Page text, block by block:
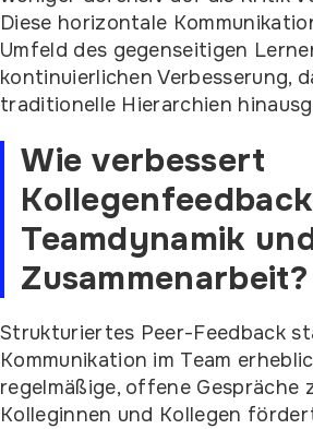
Diese horizontale
Umfeld des gegenseitigen
kontinuierlichen Verbesserung,
traditionelle Hierarchien
Wie verbessert
Teamdynamik
Zusammenarbeit?
Strukturiertes Peer-Feedback
Kommunikation im Team
regelmäßige, offene Gespräche
Kolleginnen und Kollegen